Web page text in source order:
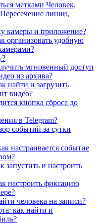
метками Человек,
линии,
камеры и приложение?
организовать удобную
мгновенный доступ
из архива?
найти и загрузить
видео?
кнопка сброса до
в Telegram?
событий за сутки
настраивается событие
запустить и настроить
настроить фиксацию
человека на записи?
как найти и